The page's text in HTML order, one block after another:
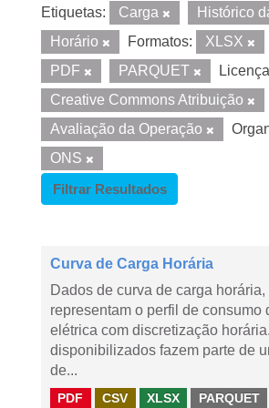
Etiquetas: Carga
Histórico
Horário
Formatos: XLSX
PDF
PARQUET
Creative Commons Atribuição
Avaliação da Operação
ONS
Filtrar Resultados
Curva de Carga Horária
Dados de curva de carga horária,
representam o perfil de consumo
elétrica com discretização
disponibilizados fazem parte de
de...
PDF CSV XLSX PARQUET